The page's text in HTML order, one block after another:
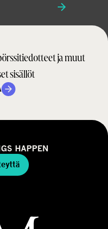
ja muut
sisällöt
HAPPEN